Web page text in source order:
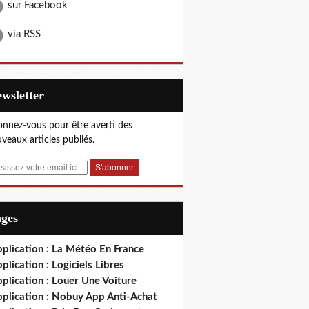
sur Facebook
via RSS
vous pour être averti des
articles publiés.
: La Météo En France
: Logiciels Libres
: Louer Une Voiture
: Nobuy App Anti-Achat